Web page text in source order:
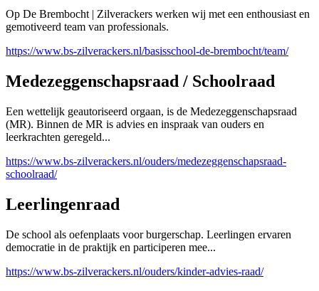
Op De Brembocht | Zilverackers werken wij met een enthousiast en
gemotiveerd team van professionals.
https://www.bs-zilverackers.nl/basisschool-de-brembocht/team/
Medezeggenschapsraad / Schoolraad
Een wettelijk geautoriseerd orgaan, is de Medezeggenschapsraad
(MR). Binnen de MR is advies en inspraak van ouders en
leerkrachten geregeld...
https://www.bs-zilverackers.nl/ouders/medezeggenschapsraad-
schoolraad/
Leerlingenraad
De school als oefenplaats voor burgerschap. Leerlingen ervaren
democratie in de praktijk en participeren mee...
https://www.bs-zilverackers.nl/ouders/kinder-advies-raad/